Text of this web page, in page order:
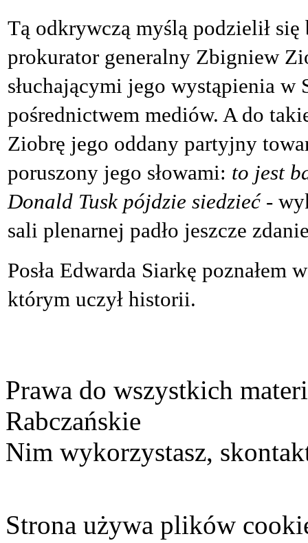
Tą odkrywczą myślą podzielił
prokurator generalny Zbigniew
słuchającymi jego wystąpienia
pośrednictwem mediów. A do
Ziobrę jego oddany partyjny
poruszony jego słowami: to jest
Donald Tusk pójdzie siedzieć-
sali plenarnej padło jeszcze
Posła Edwarda Siarkę
którym uczył historii.
Prawa do wszystkich
Rabczańskie
Nim wykorzystasz,
Strona używa plików